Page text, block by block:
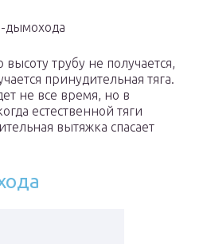
дымохода
трубу не получается,
принудительная тяга.
не все время, но в
естественной тяги
вытяжка спасает